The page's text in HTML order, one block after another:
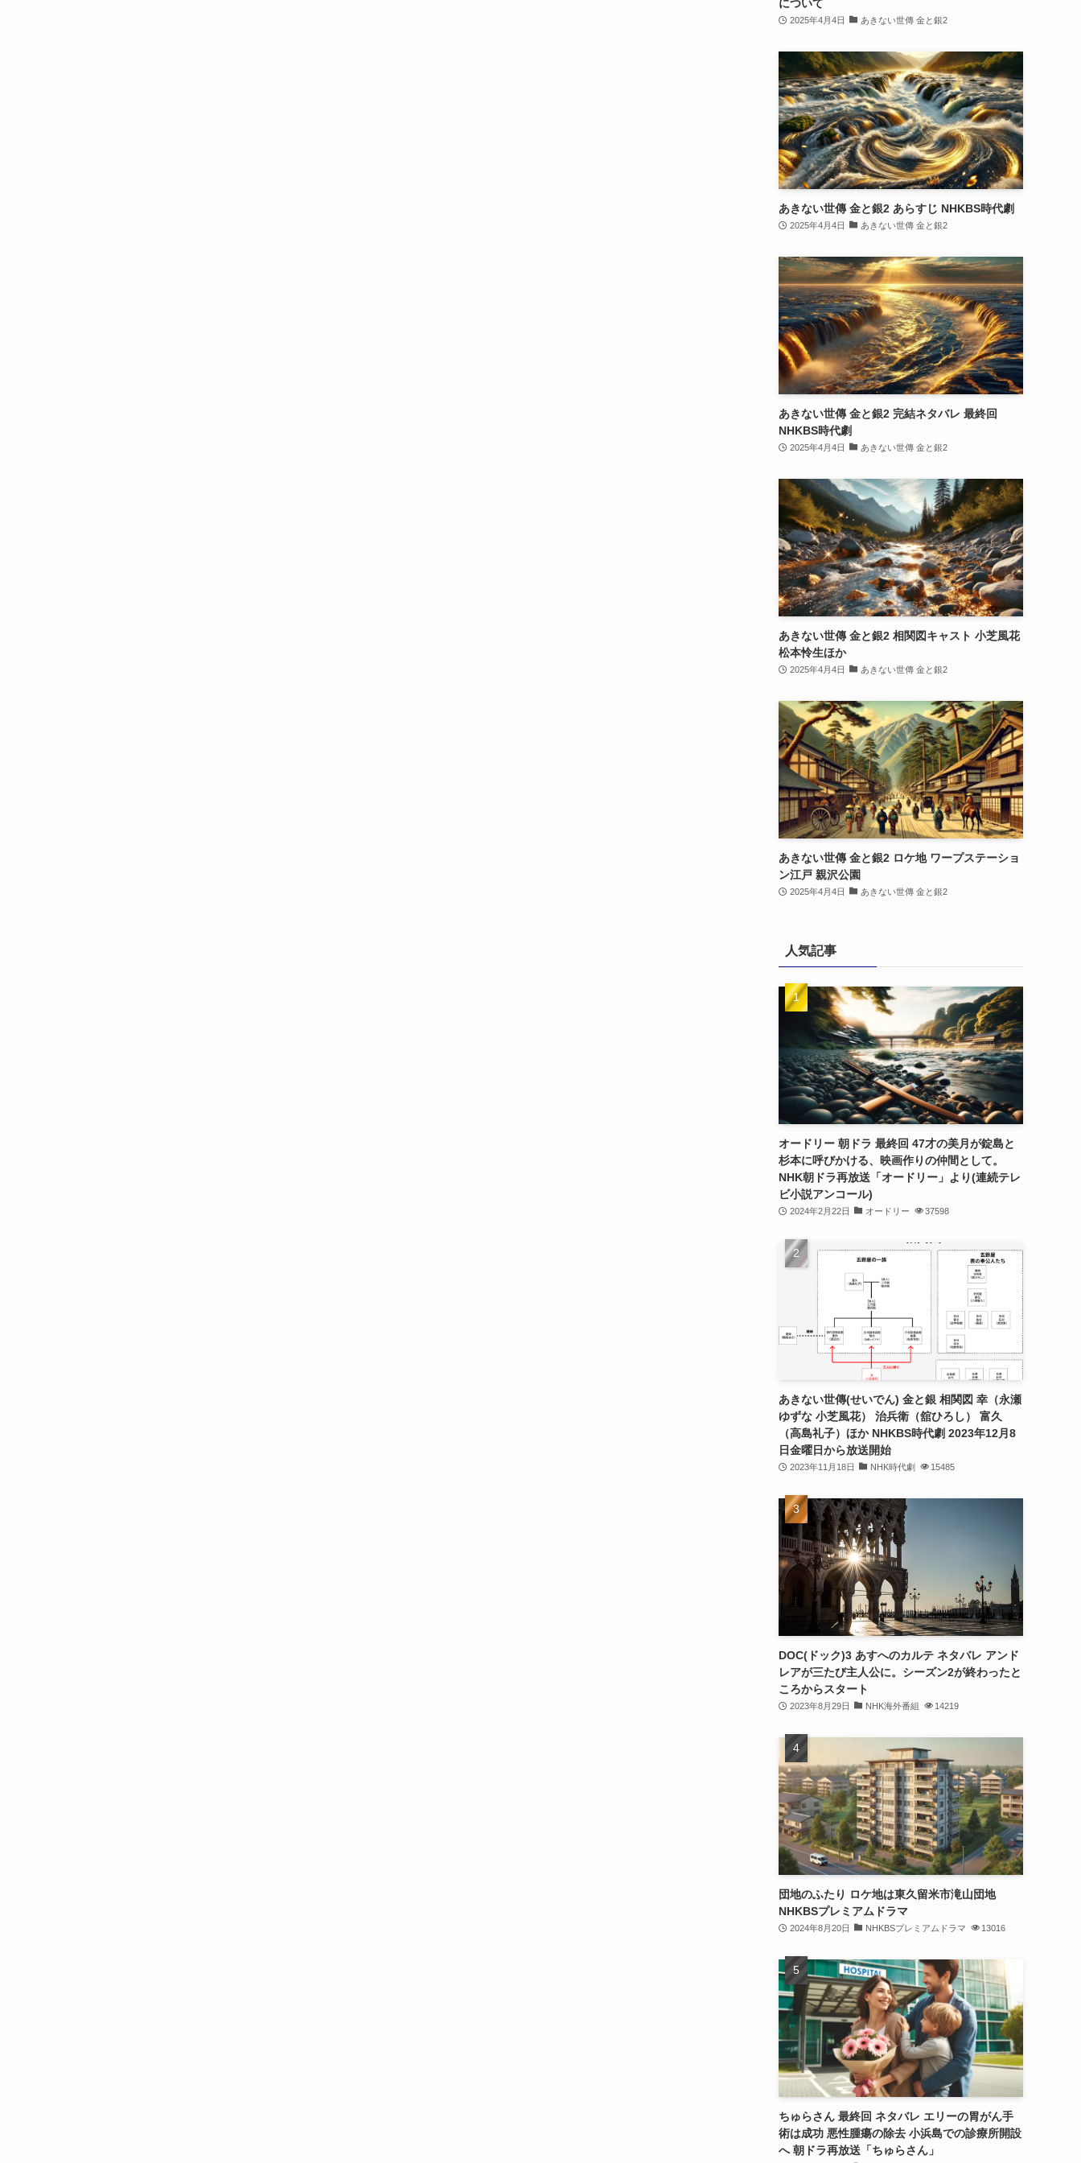
について
2025年4月4日 あきない世傳 金と銀2
あきない世傳 金と銀2 あらすじ NHKBS時代劇
2025年4月4日 あきない世傳 金と銀2
あきない世傳 金と銀2 完結ネタバレ 最終回
NHKBS時代劇
2025年4月4日 あきない世傳 金と銀2
あきない世傳 金と銀2 相関図キャスト 小芝風花
松本怜生ほか
2025年4月4日 あきない世傳 金と銀2
あきない世傳 金と銀2 ロケ地 ワープステーショ
ン江戸 親沢公園
2025年4月4日 あきない世傳 金と銀2
人気記事
オードリー 朝ドラ 最終回 47才の美月が錠島と
杉本に呼びかける、映画作りの仲間として。
NHK朝ドラ再放送「オードリー」より(連続テレ
ビ小説アンコール)
2024年2月22日 オードリー 37598
あきない世傳(せいでん) 金と銀 相関図 幸（永瀬
ゆずな 小芝風花） 治兵衛（舘ひろし） 富久
（高島礼子）ほか NHKBS時代劇 2023年12月8
日金曜日から放送開始
2023年11月18日 NHK時代劇 15485
DOC(ドック)3 あすへのカルテ ネタバレ アンド
レアが三たび主人公に。シーズン2が終わったと
ころからスタート
2023年8月29日 NHK海外番組 14219
団地のふたり ロケ地は東久留米市滝山団地
NHKBSプレミアムドラマ
2024年8月20日 NHKBSプレミアムドラマ 13016
ちゅらさん 最終回 ネタバレ エリーの胃がん手
術は成功 悪性腫瘍の除去 小浜島での診療所開設
へ 朝ドラ再放送「ちゅらさん」